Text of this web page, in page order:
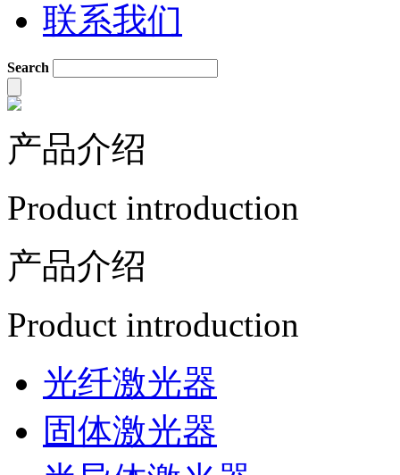
联系我们
Search
产品介绍
Product introduction
产品介绍
Product introduction
光纤激光器
固体激光器